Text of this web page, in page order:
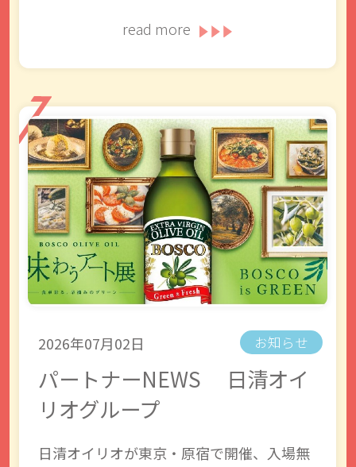
read more
2026年07月02日 お知らせ
パートナーNEWS 日清オイ
リオグループ
日清オイリオが東京・原宿で開催、入場無